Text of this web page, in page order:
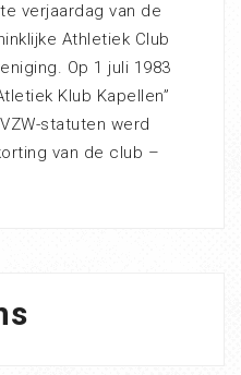
verjaardag van de
Athletiek Club
Op 1 juli 1983
Klub Kapellen”
statuten werd
van de club –